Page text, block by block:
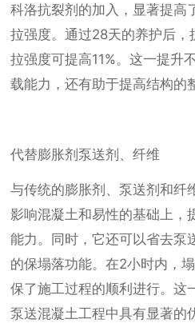
科洛抗裂剂的加入，显著提高
拉强度。通过28天的养护后，
拉强度可提高11%。这一提升
载能力，还有助于提高结构的
代替膨胀剂泵送剂、纤维
与传统的膨胀剂、泵送剂和纤
影响混凝土和易性的基础上，
能力。同时，它还可以省去泵
的保塌落功能。在2小时内，
保了施工过程的顺利进行。这
泵送混凝土工程中具有显著的